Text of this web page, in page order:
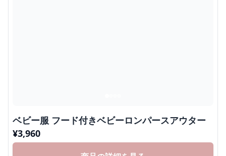
ベビー服 フード付きベビーロンパースアウター
¥3,960